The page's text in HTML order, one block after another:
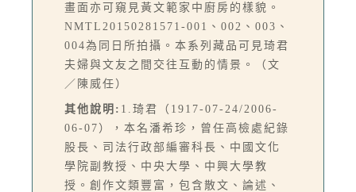
畫面亦可窺見黃文範家中廚房的樣貌。
NMTL20150281571-001、002、003、
004為同日所拍攝。本系列藏品可見琦君
夫婦與文友之間交往互動的情景。（文
／陳威任）
其他說明: 1.琦君（1917-07-24/2006-
06-07），本名潘希珍，曾任高檢處紀錄
股長、司法行政部編審科長、中國文化
學院副教授、中央大學、中興大學教
授。創作文類豐富，包含散文、論述、